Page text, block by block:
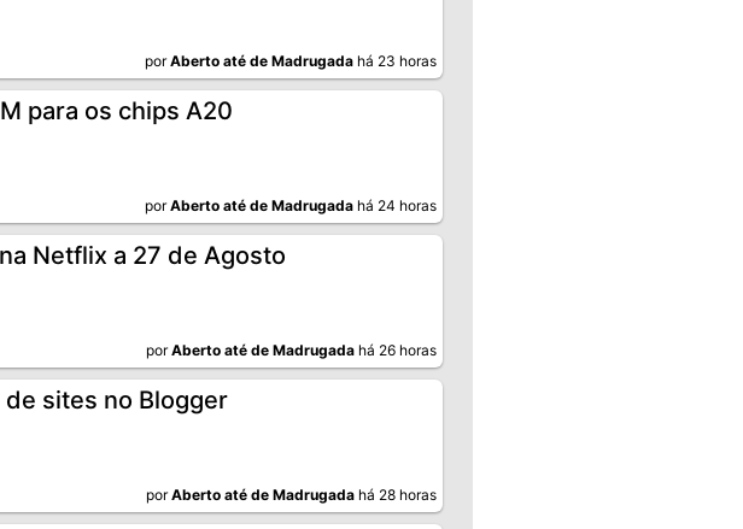
porAberto até de Madrugadahá 23 horas
para os chips A20
porAberto até de Madrugadahá 24 horas
Netflix a 27 de Agosto
porAberto até de Madrugadahá 26 horas
sites no Blogger
porAberto até de Madrugadahá 28 horas